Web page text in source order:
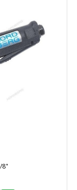
8"